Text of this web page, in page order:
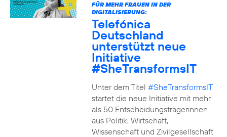
FÜR MEHR FRAUEN IN DER
DIGITALISIERUNG:
Telefónica
Deutschland
unterstützt neue
Initiative
#SheTransformsIT
Unter dem Titel #SheTransformsIT
startet die neue Initiative mit mehr
als 50 Entscheidungsträgerinnen
aus Politik, Wirtschaft,
Wissenschaft und Zivilgesellschaft